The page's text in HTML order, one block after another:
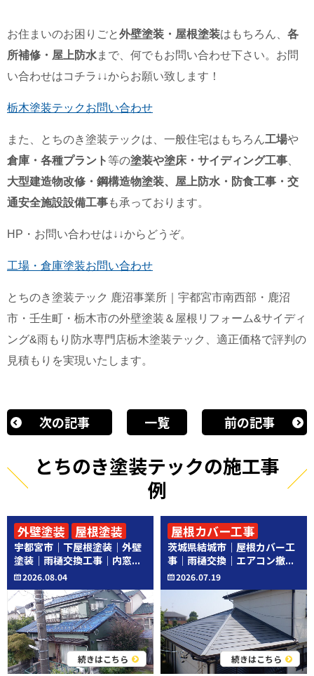
お住まいのお困りごと外壁塗装・屋根塗装はもちろん、 各
所補修・屋上防水まで、何でもお問い合わせ下さい。お問
い合わせはコチラ↓↓からお願い致します！
栃木塗装テックお問い合わせ
また、とちのき塗装テックは、一般住宅はもちろん工場や
倉庫・各種プラント 等の塗装や塗床・サイディング工事
大型建造物改修・鋼構造物塗装、屋上防水・防食工事・交
通安全施設設備工事も承っております。
HP・お問い合わせは↓↓からどうぞ。
工場・倉庫塗装お問い合わせ
とちのき塗装テック 鹿沼事業所｜宇都宮市南西部・鹿沼
市・壬生町・栃木市の外壁塗装＆屋根リフォーム&サイディ
ング&雨もり防水専門店栃木塗装テック、適正価格で評判の
見積もりを実現いたします。
次の記事 一覧 前の記事
とちのき塗装テックの施工事
例
宇都宮市｜下屋根塗装｜外壁
塗装｜雨樋交換工事｜内窓...
2026.08.04
続きはこちら
外壁塗装
屋根塗装
その他工事
茨城県結城市｜屋根カバー工
事｜雨樋交換｜エアコン撤...
2026.07.19
続きはこちら
屋根カバー工事
その他工事